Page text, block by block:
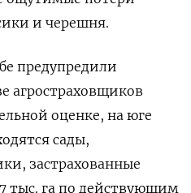
и черешня.
предупредили
агростраховщиков
оценке, на юге
сады,
застрахованные
тыс. га по действующим